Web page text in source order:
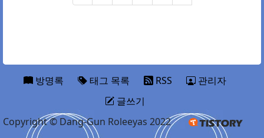
뭐.....하려면 할 수야 있겠지만 ..
방명록 태그 목록 RSS
관리자
글쓰기
Copyright © Dang-Gun Roleeyas 2022